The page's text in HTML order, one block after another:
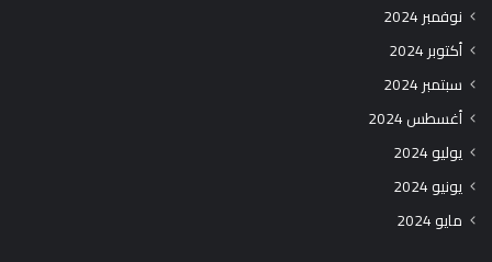
نوفمبر 2024
أكتوبر 2024
سبتمبر 2024
أغسطس 2024
يوليو 2024
يونيو 2024
مايو 2024